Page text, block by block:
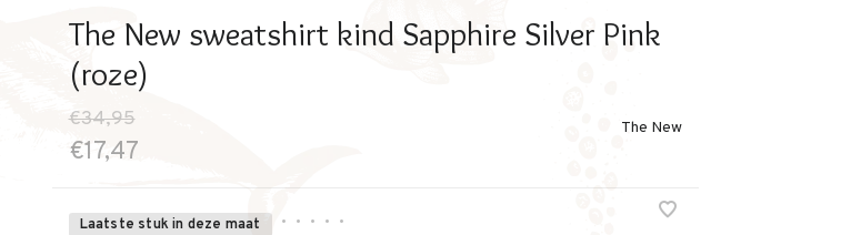
The New sweatshirt kind Sapphire Silver Pink
(roze)
€34,95
€17,47
The New
Laatste stuk in deze maat • • • • •